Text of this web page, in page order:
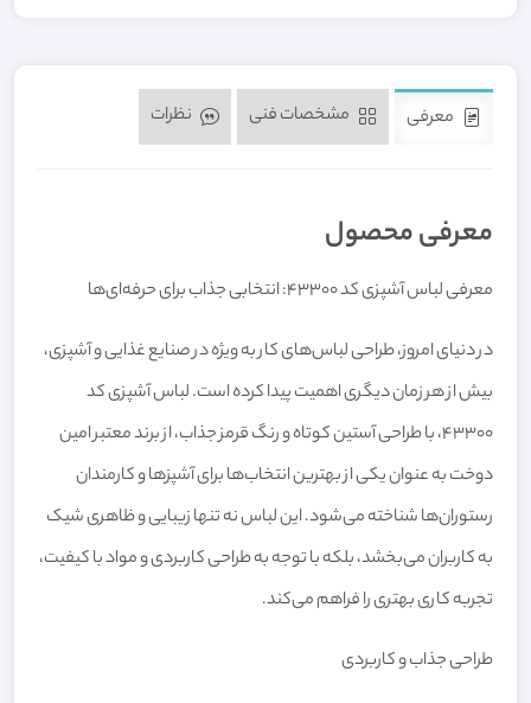
معرفی
معرفی محصول
معرفی لباس آشپزی کد 43300: انتخابی جذاب برای حرفه‌ای‌ها
در دنیای امروز، طراحی لباس‌های کار به ویژه در صنایع غذایی و آشپزی،
بیش از هر زمان دیگری اهمیت پیدا کرده است. لباس آشپزی کد
43300، با طراحی آستین کوتاه و رنگ قرمز جذاب، از برند معتبر امین
دوخت به عنوان یکی از بهترین انتخاب‌ها برای آشپزها و کارمندان
رستوران‌ها شناخته می‌شود. این لباس نه تنها زیبایی و ظاهری شیک
به کاربران می‌بخشد، بلکه با توجه به طراحی کاربردی و مواد با کیفیت،
تجربه کاری بهتری را فراهم می‌کند.
طراحی جذاب و کاربردی